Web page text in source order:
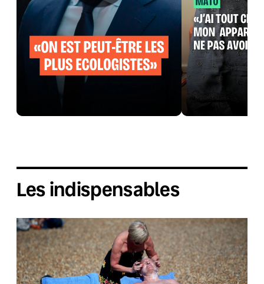
Les indispensables